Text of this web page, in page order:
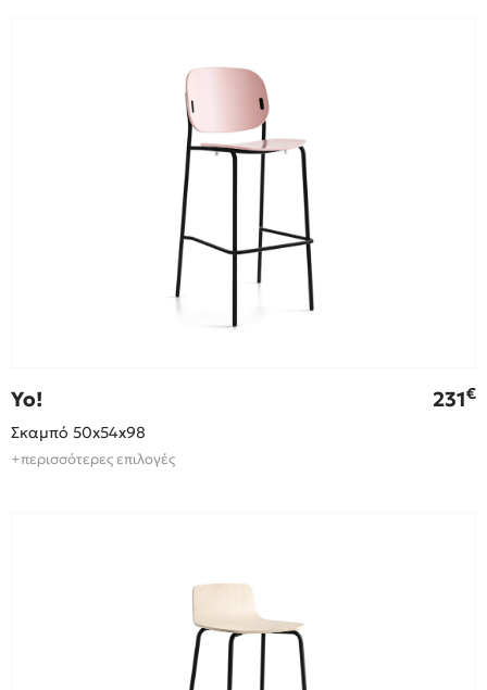
Yo! 231€
Σκαμπό 50x54x98
+περισσότερες επιλογές